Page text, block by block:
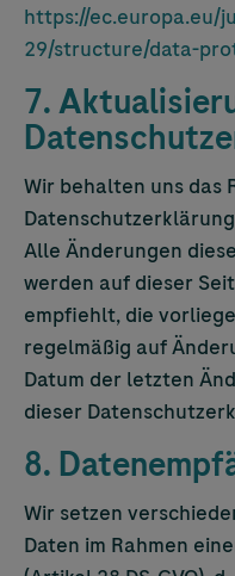
https://ec.europa.eu/
29/structure/data-
7.
Wir behalten uns das
Alle Änderungen
werden auf dieser
empfiehlt, die
regelmäßig auf
Datum der letzten
dieser
8.
Wir setzen
Daten im Rahmen